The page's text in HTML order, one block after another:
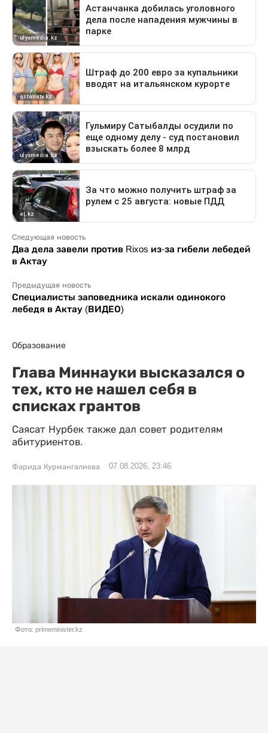
Следующая новость
Два дела завели против Rixos из-за гибели лебедей
в Актау
Предыдущая новость
Специалисты заповедника искали одинокого
лебедя в Актау (ВИДЕО)
Образование
Глава Миннауки высказался о
тех, кто не нашел себя в
списках грантов
Саясат Нурбек также дал совет родителям
абитуриентов.
Фарида Курмангалиева 07.08.2026, 23:46
Фото: primeminister.kz